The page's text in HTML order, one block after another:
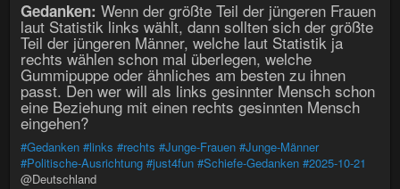
Gedanken: Wenn der größte Teil der jüngeren Frauen
laut Statistik links wählt, dann sollten sich der größte
Teil der jüngeren Männer, welche laut Statistik ja
rechts wählen schon mal überlegen, welche
Gummipuppe oder ähnliches am besten zu ihnen
passt. Den wer will als links gesinnter Mensch schon
eine Beziehung mit einen rechts gesinnten Mensch
eingehen?
#Gedanken #links #rechts #Junge-Frauen #Junge-Männer
#Politische-Ausrichtung #just4fun #Schiefe-Gedanken #2025-10-21
@Deutschland